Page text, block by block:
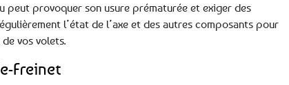
provoquer son usure prématurée et exiger des
l’état de l’axe et des autres composants pour
vos volets.
Freinet